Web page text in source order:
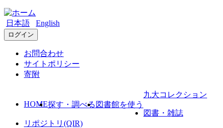
日本語 English
ログイン
お問合わせ
サイトポリシー
寄附
HOME探す・調べる 図書館を使う
九大コレクション
図書・雑誌
リポジトリ(QIR)